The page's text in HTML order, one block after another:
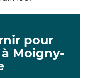
pour
Moigny-